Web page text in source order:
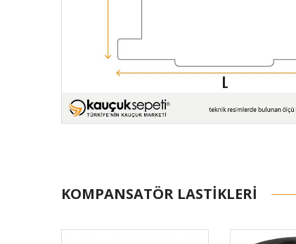
KOMPANSATÖR LASTIKLERI